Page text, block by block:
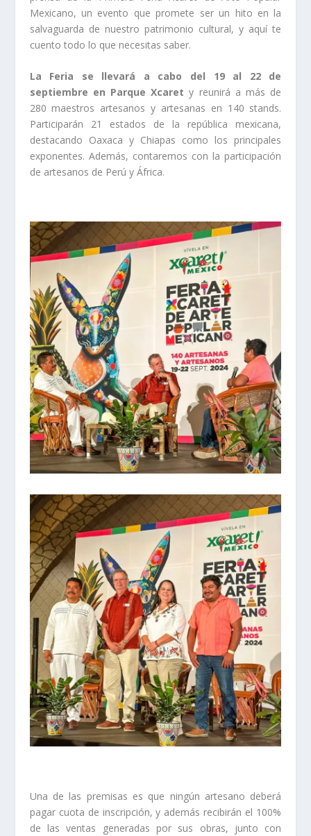
Mexicano, un evento que promete ser un hito en la
salvaguarda de nuestro patrimonio cultural, y aquí te
cuento todo lo que necesitas saber.
La Feria se llevará a cabo del 19 al 22 de
septiembre en Parque Xcaret y reunirá a más de
280 maestros artesanos y artesanas en 140 stands.
Participarán 21 estados de la república mexicana,
destacando Oaxaca y Chiapas como los principales
exponentes. Además, contaremos con la participación
de artesanos de Perú y África.
Una de las premisas es que ningún artesano deberá
pagar cuota de inscripción, y además recibirán el 100%
de las ventas generadas por sus obras, junto con